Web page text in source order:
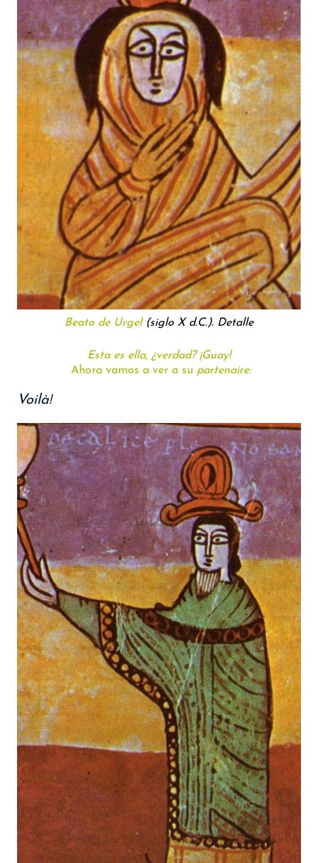
Beato de Urgel(siglo X d.C.). Detalle
Esta es ella, ¿verdad? ¡Guay!
Ahora vamos a ver a su partenaire:
Voilà!